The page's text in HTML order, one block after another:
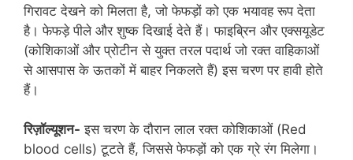
गिरावट देखने को मिलता है, जो फेफड़ों को एक भयावह रूप देता
है। फेफड़े पीले और शुष्क दिखाई देते हैं। फाइब्रिन और एक्सयूडेट
(कोशिकाओं और प्रोटीन से युक्त तरल पदार्थ जो रक्त वाहिकाओं
से आसपास के ऊतकों में बाहर निकलते हैं) इस चरण पर हावी होते
हैं।
रिज़ॉल्यूशन- इस चरण के दौरान लाल रक्त कोशिकाओं (Red
blood cells) टूटते हैं, जिससे फेफड़ों को एक ग्रे रंग मिलेगा।